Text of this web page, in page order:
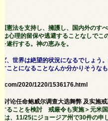
憲法を支持し、擁護し、国内外のす
は心理的留保や逃避することなしでこ
遂行する。神の恵みを。
、世界は絶望的状況になるでしょう
ことになることなんか分かりそうなも
2020/1220/1536176.html
讨论任命鲍威尔调查大选舞弊 及实施
ることを検討 戒厳令も実施＞元米
は、11/25にジョージア州で30件の申